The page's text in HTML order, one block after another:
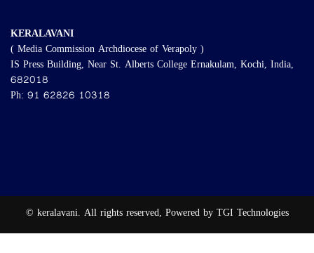
KERALAVANI
( Media Commission Archdiocese of Verapoly )
IS Press Building, Near St. Alberts College Ernakulam, Kochi, India,
682018
Ph: 91 62826 10318
© keralavani. All rights reserved, Powered by TGI Technologies